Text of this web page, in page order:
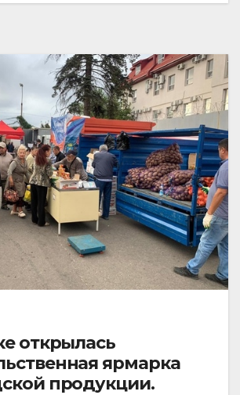
открылась
ярмарка
продукции.